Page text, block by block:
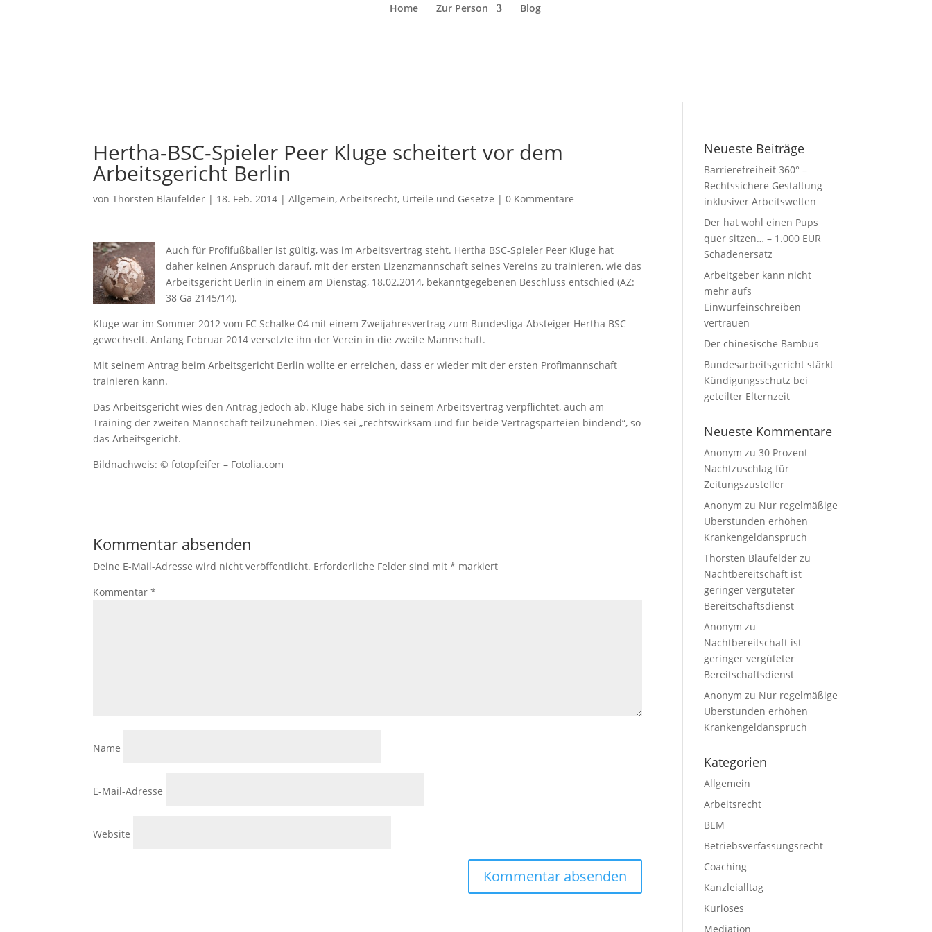
Home Zur Person Blog
Hertha-BSC-Spieler Peer Kluge scheitert vor dem
Arbeitsgericht Berlin
vonThorsten Blaufelder | 18. Feb. 2014 |Allgemein,Arbeitsrecht, Urteile und Gesetze |0 Kommentare
Auch für Profifußballer ist gültig, was im Arbeitsvertrag steht. Hertha BSC-Spieler Peer Kluge hat
daher keinen Anspruch darauf, mit der ersten Lizenzmannschaft seines Vereins zu trainieren, wie das
Arbeitsgericht Berlin in einem am Dienstag, 18.02.2014, bekanntgegebenen Beschluss entschied (AZ:
38 Ga 2145/14).
Kluge war im Sommer 2012 vom FC Schalke 04 mit einem Zweijahresvertrag zum Bundesliga-Absteiger Hertha BSC
gewechselt. Anfang Februar 2014 versetzte ihn der Verein in die zweite Mannschaft.
Mit seinem Antrag beim Arbeitsgericht Berlin wollte er erreichen, dass er wieder mit der ersten Profimannschaft
trainieren kann.
Das Arbeitsgericht wies den Antrag jedoch ab. Kluge habe sich in seinem Arbeitsvertrag verpflichtet, auch am
Training der zweiten Mannschaft teilzunehmen. Dies sei „rechtswirksam und für beide Vertragsparteien bindend“, so
das Arbeitsgericht.
Bildnachweis: © fotopfeifer – Fotolia.com
Kommentar absenden
Deine E-Mail-Adresse wird nicht veröffentlicht. Erforderliche Felder sind mit* markiert
Kommentar*
Name
E-Mail-Adresse
Website
Neueste Beiträge
Barrierefreiheit 360° –
Rechtssichere Gestaltung
inklusiver Arbeitswelten
Der hat wohl einen Pups
quer sitzen… – 1.000 EUR
Schadenersatz
Arbeitgeber kann nicht
mehr aufs
Einwurfeinschreiben
vertrauen
Der chinesische Bambus
Bundesarbeitsgericht stärkt
Kündigungsschutz bei
geteilter Elternzeit
Neueste Kommentare
Anonym zu30 Prozent
Nachtzuschlag für
Zeitungszusteller
Anonym zu Nur regelmäßige
Überstunden erhöhen
Krankengeldanspruch
Thorsten Blaufelder zu
Nachtbereitschaft ist
geringer vergüteter
Bereitschaftsdienst
Anonym zu
Nachtbereitschaft ist
geringer vergüteter
Bereitschaftsdienst
Anonym zu Nur regelmäßige
Überstunden erhöhen
Krankengeldanspruch
Kategorien
Allgemein
Arbeitsrecht
BEM
Betriebsverfassungsrecht
Coaching
Kanzleialltag
Kurioses
Mediation